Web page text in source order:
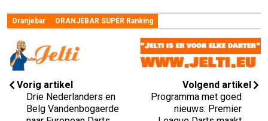
Oranjebar ORANJEBAR SUPER Ranking
Vorig artikel
Drie Nederlanders en
Belg Vandenbogaerde
Volgend artikel
Programma met goed
nieuws: Premier